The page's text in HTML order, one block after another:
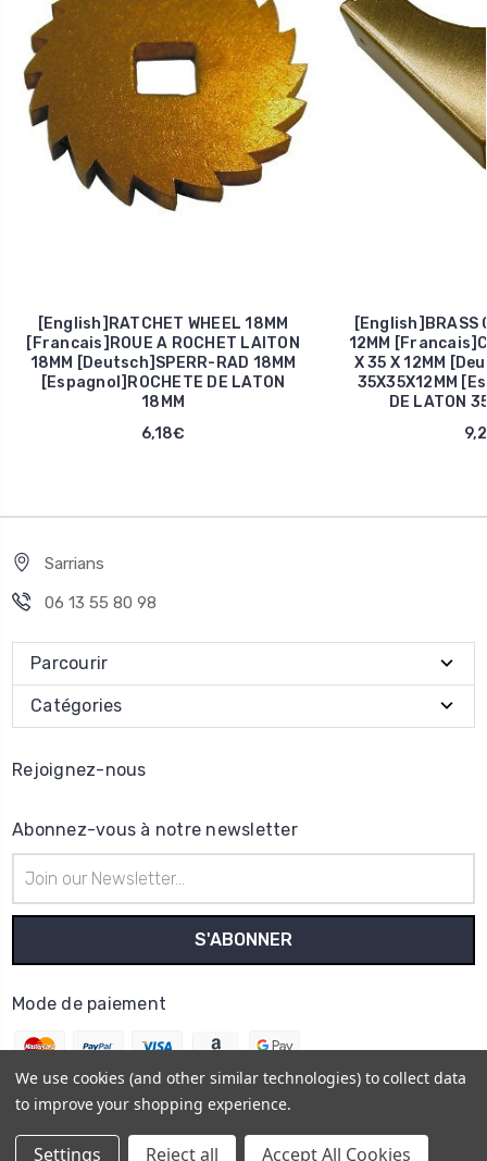
[English]RATCHET WHEEL 18MM
[Francais]ROUE A ROCHET LAITON
18MM [Deutsch]SPERR-RAD 18MM
[Espagnol]ROCHETE DE LATON
18MM
6,18€
[English]BRASS
12MM
X 35 X 12MM
35X35X12MM
DE LATON
Sarrians
06 13 55 80 98
Parcourir
Catégories
Rejoignez-nous
Abonnez-vous à notre newsletter
e-
mail
Mode de paiement
Plan du site
We use cookies (and other similar technologies) to collect data
to improve your shopping experience.
Settings Reject all Accept All Cookies